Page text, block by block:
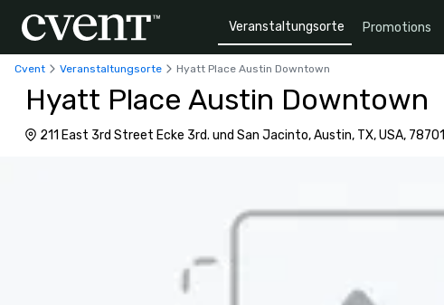
Veranstaltungsorte Promotions
Cvent Veranstaltungsorte Hyatt Place Austin Downtown
Hyatt Place Austin Downtown
211 East 3rd Street Ecke 3rd. und San Jacinto, Austin, TX, USA, 78701